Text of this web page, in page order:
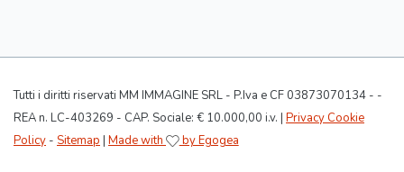
Tutti i diritti riservati MM IMMAGINE SRL - P.Iva e CF 03873070134 - -
REA n. LC-403269 - CAP. Sociale: € 10.000,00 i.v. | Privacy Cookie
Policy - Sitemap | Made with by Egogea